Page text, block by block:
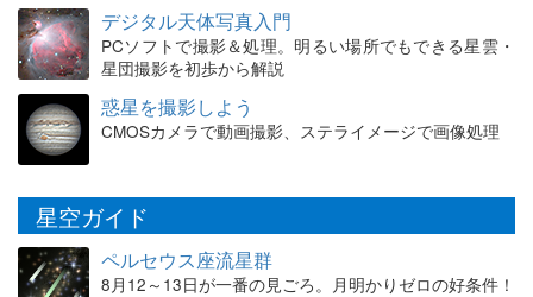
デジタル天体写真入門
PCソフトで撮影＆処理。明るい場所でもできる星雲・
星団撮影を初歩から解説
惑星を撮影しよう
CMOSカメラで動画撮影、ステライメージで画像処理
星空ガイド
ペルセウス座流星群
8月12～13日が一番の見ごろ。月明かりゼロの好条件！